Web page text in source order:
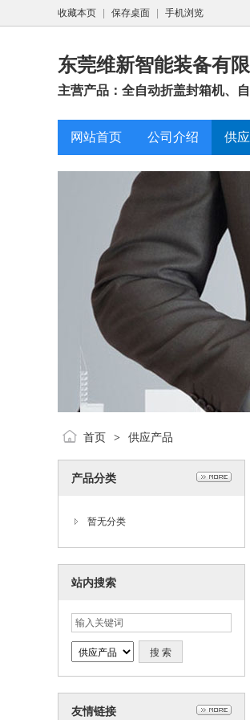
收藏本页 保存桌面 手机浏览
东莞维新智能装备有
主营产品：全自动折盖封箱机、
网站首页 公司介绍 供
首页 > 供应产品
产品分类
暂无分类
站内搜索
友情链接